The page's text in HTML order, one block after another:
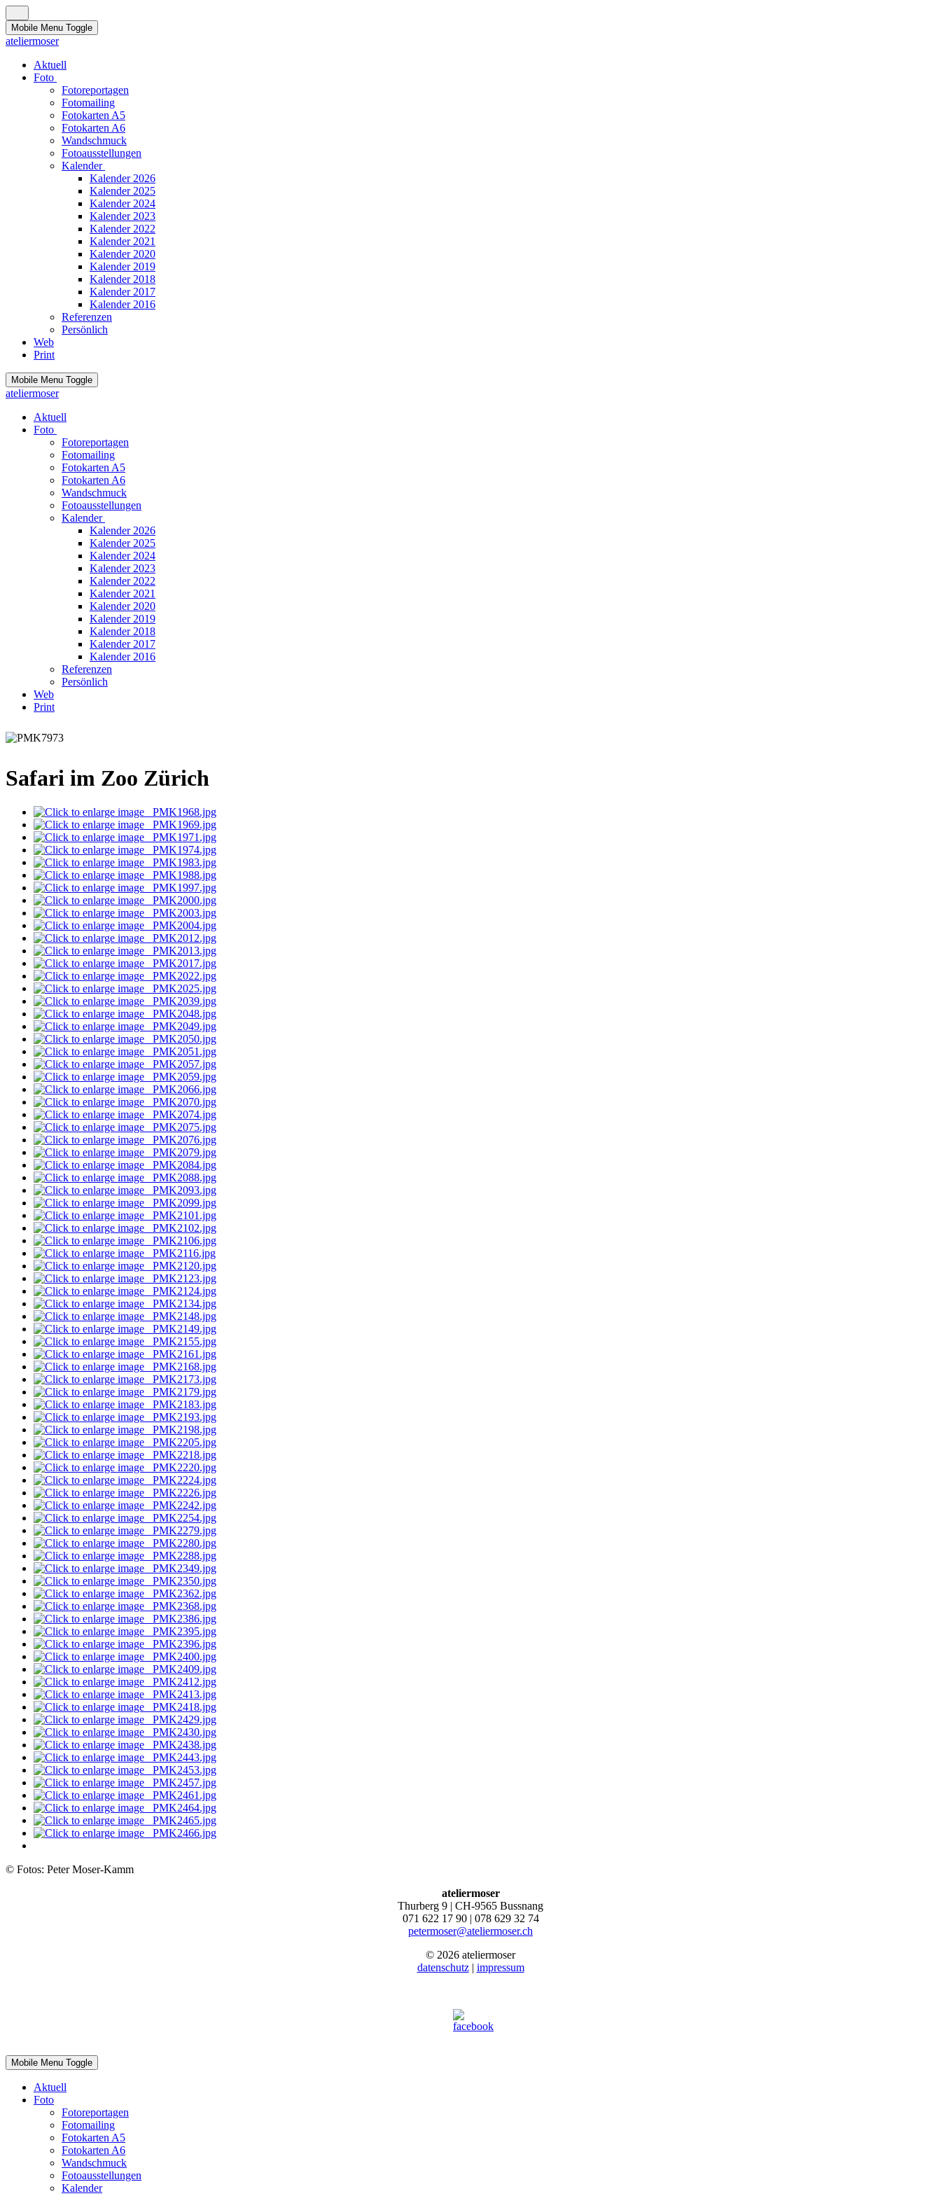
Mobile Menu Toggle
ateliermoser
Aktuell
Foto
Fotoreportagen
Fotomailing
Fotokarten A5
Fotokarten A6
Wandschmuck
Fotoausstellungen
Kalender
Kalender 2026
Kalender 2025
Kalender 2024
Kalender 2023
Kalender 2022
Kalender 2021
Kalender 2020
Kalender 2019
Kalender 2018
Kalender 2017
Kalender 2016
Referenzen
Persönlich
Web
Print
Mobile Menu Toggle
ateliermoser
Aktuell
Foto
Fotoreportagen
Fotomailing
Fotokarten A5
Fotokarten A6
Wandschmuck
Fotoausstellungen
Kalender
Kalender 2026
Kalender 2025
Kalender 2024
Kalender 2023
Kalender 2022
Kalender 2021
Kalender 2020
Kalender 2019
Kalender 2018
Kalender 2017
Kalender 2016
Referenzen
Persönlich
Web
Print
Safari im Zoo Zürich
© Fotos: Peter Moser-Kamm
ateliermoser
Thurberg 9 | CH-9565 Bussnang
071 622 17 90 | 078 629 32 74
petermoser@ateliermoser.ch
© 2026 ateliermoser
datenschutz| impressum
Mobile Menu Toggle
Aktuell
Foto
Fotoreportagen
Fotomailing
Fotokarten A5
Fotokarten A6
Wandschmuck
Fotoausstellungen
Kalender